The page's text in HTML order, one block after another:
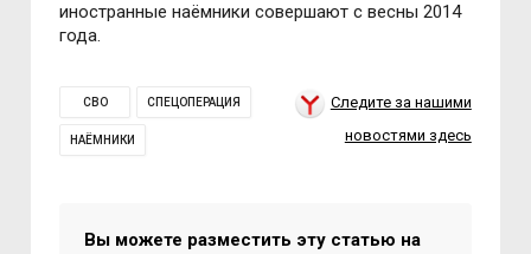
иностранные наёмники совершают с весны 2014
года.
СВО СПЕЦОПЕРАЦИЯ
НАЁМНИКИ
Следите за нашими
новостями здесь
Вы можете разместить эту статью на